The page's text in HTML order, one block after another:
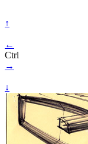
↑
←
Ctrl
→
↓